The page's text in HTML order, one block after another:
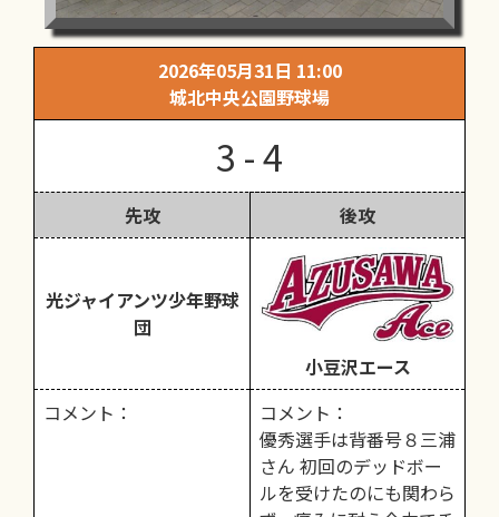
2026年05月31日 11:00
城北中央公園野球場
3 - 4
先攻 後攻
光ジャイアンツ少年野球
団
小豆沢エース
コメント：
コメント：
優秀選手は背番号８三浦
さん 初回のデッドボー
ルを受けたのにも関わら